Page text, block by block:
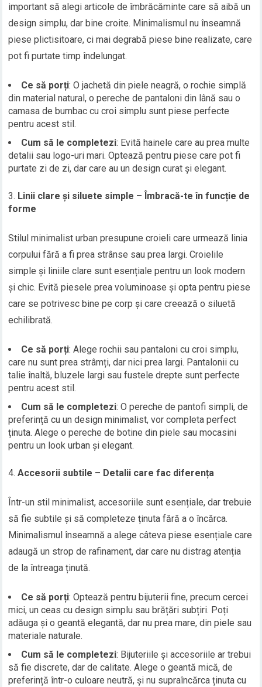
important să alegi articole de îmbrăcăminte care să aibă un
design simplu, dar bine croite. Minimalismul nu înseamnă
piese plictisitoare, ci mai degrabă piese bine realizate, care
pot fi purtate timp îndelungat.
Ce să porți: O jachetă din piele neagră, o rochie simplă
din material natural, o pereche de pantaloni din lână sau o
camasa de bumbac cu croi simplu sunt piese perfecte
pentru acest stil.
Cum să le completezi: Evită hainele care au prea multe
detalii sau logo-uri mari. Optează pentru piese care pot fi
purtate zi de zi, dar care au un design curat și elegant.
Linii clare și siluete simple – Îmbracă-te în funcție de
forme
Stilul minimalist urban presupune croieli care urmează linia
corpului fără a fi prea strânse sau prea largi. Croielile
simple și liniile clare sunt esențiale pentru un look modern
și chic. Evită piesele prea voluminoase și opta pentru piese
care se potrivesc bine pe corp și care creează o siluetă
echilibrată.
Ce să porți: Alege rochii sau pantaloni cu croi simplu,
care nu sunt prea strâmți, dar nici prea largi. Pantalonii cu
talie înaltă, bluzele largi sau fustele drepte sunt perfecte
pentru acest stil.
Cum să le completezi: O pereche de pantofi simpli, de
preferință cu un design minimalist, vor completa perfect
ținuta. Alege o pereche de botine din piele sau mocasini
pentru un look urban și elegant.
Accesorii subtile – Detalii care fac diferența
Într-un stil minimalist, accesoriile sunt esențiale, dar trebuie
să fie subtile și să completeze ținuta fără a o încărca.
Minimalismul înseamnă a alege câteva piese esențiale care
adaugă un strop de rafinament, dar care nu distrag atenția
de la întreaga ținută.
Ce să porți: Optează pentru bijuterii fine, precum cercei
mici, un ceas cu design simplu sau brățări subțiri. Poți
adăuga și o geantă elegantă, dar nu prea mare, din piele sau
materiale naturale.
Cum să le completezi: Bijuteriile și accesoriile ar trebui
să fie discrete, dar de calitate. Alege o geantă mică, de
preferință într-o culoare neutră, și nu supraîncărca ținuta cu